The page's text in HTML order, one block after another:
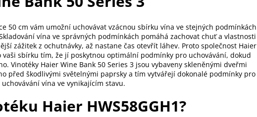
50 cm vám umožní uchovávat vzácnou sbírku vína ve stejných podmínkách
vína ve správných podmínkách pomáhá zachovat chuť a vlastnosti
zážitek z ochutnávky, až nastane čas otevřít láhev. Proto společnost Haier
sbírku tím, že jí poskytnou optimální podmínky pro uchovávání, dokud
Vinotéky Haier Wine Bank 50 Series 3 jsou vybaveny skleněnými dveřmi
před škodlivými světelnými paprsky a tím vytvářejí dokonalé podmínky pro
uchovávání vína ve vynikajícím stavu.
Haier HWS58GGH1?